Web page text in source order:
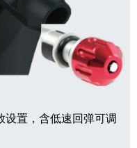
设置，含低速回弹可调